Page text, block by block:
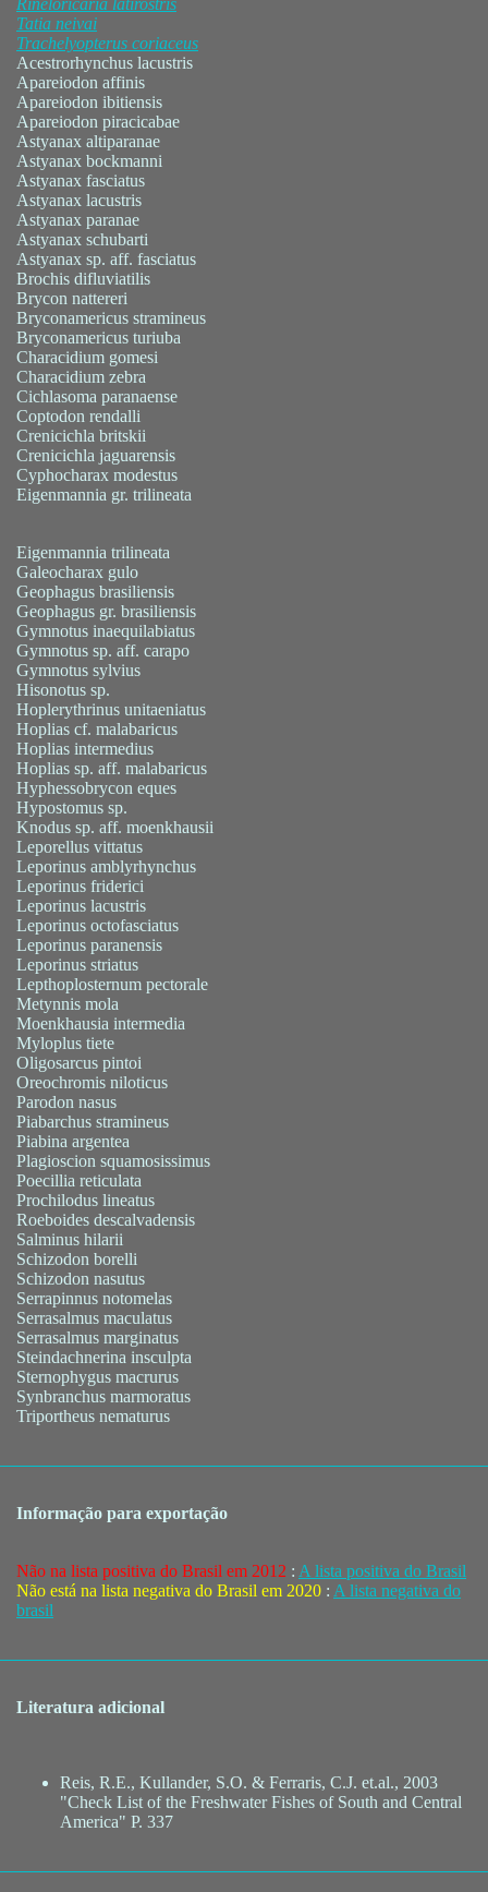
Tatia neivai
Trachelyopterus coriaceus
Acestrorhynchus lacustris
Apareiodon affinis
Apareiodon ibitiensis
Apareiodon piracicabae
Astyanax altiparanae
Astyanax bockmanni
Astyanax fasciatus
Astyanax lacustris
Astyanax paranae
Astyanax schubarti
Astyanax sp. aff. fasciatus
Brochis difluviatilis
Brycon nattereri
Bryconamericus stramineus
Bryconamericus turiuba
Characidium gomesi
Characidium zebra
Cichlasoma paranaense
Coptodon rendalli
Crenicichla britskii
Crenicichla jaguarensis
Cyphocharax modestus
Eigenmannia gr. trilineata
Eigenmannia trilineata
Galeocharax gulo
Geophagus brasiliensis
Geophagus gr. brasiliensis
Gymnotus inaequilabiatus
Gymnotus sp. aff. carapo
Gymnotus sylvius
Hisonotus sp.
Hoplerythrinus unitaeniatus
Hoplias cf. malabaricus
Hoplias intermedius
Hoplias sp. aff. malabaricus
Hyphessobrycon eques
Hypostomus sp.
Knodus sp. aff. moenkhausii
Leporellus vittatus
Leporinus amblyrhynchus
Leporinus friderici
Leporinus lacustris
Leporinus octofasciatus
Leporinus paranensis
Leporinus striatus
Lepthoplosternum pectorale
Metynnis mola
Moenkhausia intermedia
Myloplus tiete
Oligosarcus pintoi
Oreochromis niloticus
Parodon nasus
Piabarchus stramineus
Piabina argentea
Plagioscion squamosissimus
Poecillia reticulata
Prochilodus lineatus
Roeboides descalvadensis
Salminus hilarii
Schizodon borelli
Schizodon nasutus
Serrapinnus notomelas
Serrasalmus maculatus
Serrasalmus marginatus
Steindachnerina insculpta
Sternophygus macrurus
Synbranchus marmoratus
Triportheus nematurus
Informação para exportação
Não na lista positiva do Brasil em 2012 : A lista positiva do Brasil
Não está na lista negativa do Brasil em 2020 : A lista negativa do
brasil
Literatura adicional
Reis, R.E., Kullander, S.O. & Ferraris, C.J. et.al., 2003
"Check List of the Freshwater Fishes of South and Central
America" P. 337